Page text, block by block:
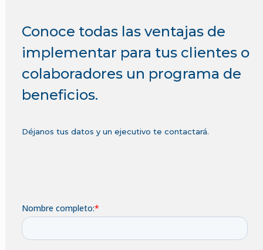
Conoce todas las ventajas de
implementar para tus clientes o
colaboradores un programa de
beneficios.
Déjanos tus datos y un ejecutivo te contactará.